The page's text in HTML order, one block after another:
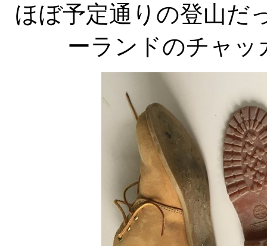
ほぼ予定通りの登山だ
ーランドのチャッ